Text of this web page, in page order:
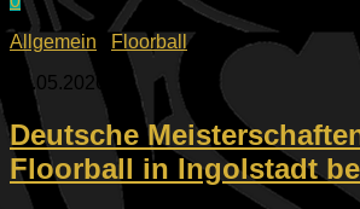
Allgemein
Floorball
29.05.2026
Deutsche
Floorball in Ingolstadt